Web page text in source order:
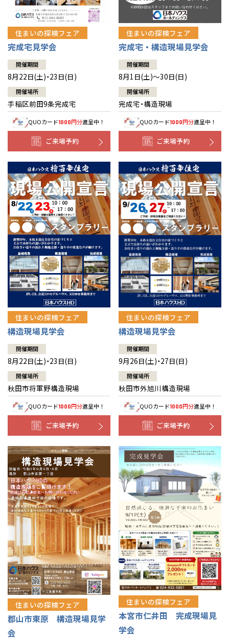
住まいの探検フェア
完成宅見学会
開催期間
8月22日(土)・23日(日)
開催場所
手稲区前田9条完成宅
QUOカード1000円分進呈中！
ご来場予約
住まいの探検フェア
完成宅・構造現場見学会
開催期間
8月1日(土)～30日(日)
開催場所
完成宅・構造現場
QUOカード1000円分進呈中！
ご来場予約
住まいの探検フェア
構造現場見学会
開催期間
8月22日(土)・23日(日)
開催場所
秋田市将軍野構造現場
QUOカード1000円分進呈中！
ご来場予約
住まいの探検フェア
構造現場見学会
開催期間
9月26日(土)・27日(日)
開催場所
秋田市外旭川構造現場
QUOカード1000円分進呈中！
ご来場予約
住まいの探検フェア
郡山市東原 構造現場見学
会
住まいの探検フェア
本宮市仁井田 完成現場見
学会
道央
道北
道南
道東
青森
秋田
岩手
山形
宮城
福島
甲信越・北陸
新潟
山梨
長野
富山
石川
福井
関東
東京
神奈川
埼玉
千葉
茨城
栃木
群馬
東海
愛知
岐阜
静岡
三重
近畿
大阪
京都
兵庫
奈良
滋賀
和歌山
中国・四国
岡山
香川
愛媛
鳥取
島根
広島
山口
徳島
高知
九州
福岡
佐賀
熊本
大分
宮崎
鹿児島
長崎
沖縄
分譲マンション
※現住所のある都道府県以外の建築予定地の方でも現住所の有るお近
くの展示場又は店舗にお問合せください。移住の計画の方もご相談対
応します。お気軽にご相談ください。
道央
苫小牧千歳
小樽
道北
道南
道東
釧路
青森県
八戸
青森
秋田県
秋田
岩手県
山形県
宮城県
仙台
福島県
会津
甲信越・北陸
新潟県
長岡
山梨県
長野県
富山県
富山
石川県
福井県
福井
関東
東京都
神奈川県
相模
埼玉県
埼玉
千葉県
千葉
柏
茨城県
水戸
栃木県
宇都宮
小山
群馬県
群馬
伊勢崎
東海
愛知県
岐阜県
岐阜
静岡県
三重県
四日市
近畿
大阪府
大阪
京都府
京都
兵庫県
姫路
奈良県
奈良
中国・四国
岡山県
岡山
愛媛県
松山
九州
福岡県
福岡
佐賀県
佐賀
熊本県
熊本
大分県
大分
宮崎県
宮崎
鹿児島県
鹿児島